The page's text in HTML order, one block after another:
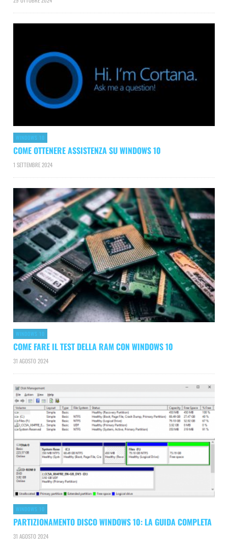
WINDOWS 10
COME OTTENERE ASSISTENZA SU WINDOWS 10
1 SETTEMBRE 2024
WINDOWS 10
COME FARE IL TEST DELLA RAM CON WINDOWS 10
31 AGOSTO 2024
WINDOWS 10
PARTIZIONAMENTO DISCO WINDOWS 10: LA GUIDA COMPLETA
31 AGOSTO 2024